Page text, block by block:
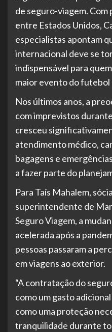
de seguro-viagem.
entre Estados Unidos,
especialistas apontam
internacional deve se
indispensável para
maior evento do futebol
Nos últimos anos, a
com imprevistos
cresceu
atendimento médico,
bagagens e
a fazer parte do
Para Taís Mahalem,
superintendente de
Seguro Viagem, a
acelerada após a
pessoas passaram a
em viagens ao exterior.
“A contratação do
como um gasto
como uma proteção
tranquilidade durante